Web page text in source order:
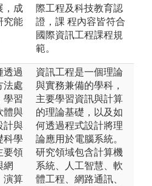
，成
究能
際工程及科技教育認
證，課 程內容皆符合
國際資訊工程課程規
範。
透過
法處
學習
體與
計與
科學
要領
網
演算
資訊工程是一個理論
與實務兼備的學科，
主要學習資訊與計算
的理論基礎，以及如
何透過程式設計將理
論應用於電腦系統。
研究領域包含計算機
系統、人工智慧、軟
體工程、網路通訊、